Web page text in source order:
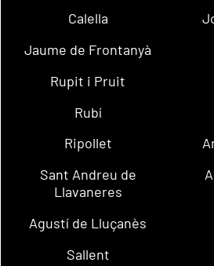
Calella
Jaume de Frontanyà
Rupit i Pruit
Rubí
Ripollet
Sant Andreu de
Llavaneres
Agustí de Lluçanès
Sallent